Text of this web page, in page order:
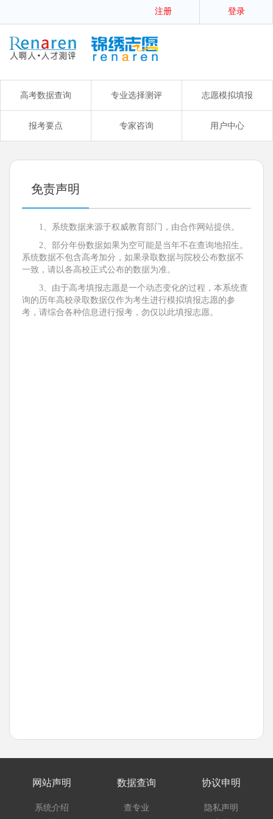
注册 登录
高考数据查询 专业选择测评 志愿模拟填报
报考要点 专家咨询 用户中心
免责声明
1、系统数据来源于权威教育部门，由合作网站提供。
2、部分年份数据如果为空可能是当年不在查询地招生。
系统数据不包含高考加分，如果录取数据与院校公布数据不
一致，请以各高校正式公布的数据为准。
3、由于高考填报志愿是一个动态变化的过程，本系统查
询的历年高校录取数据仅作为考生进行模拟填报志愿的参
考，请综合各种信息进行报考，勿仅以此填报志愿。
网站声明
系统介绍
数据查询
查专业
协议申明
隐私声明